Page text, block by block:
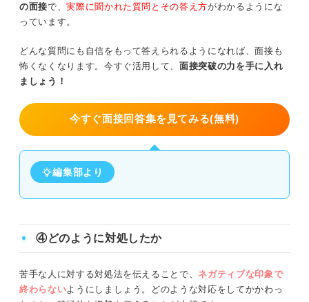
の面接で、実際に聞かれた質問とその答え方がわかるようにな
っています。
どんな質問にも自信をもって答えられるようになれば、面接も
怖くなくなります。今すぐ活用して、面接突破の力を手に入れ
ましょう！
今すぐ面接回答集を見てみる(無料)
編集部より
④どのように対処したか
苦手な人に対する対処法を伝えることで、ネガティブな印象で
終わらないようにしましょう。どのような対応をしてかかわっ